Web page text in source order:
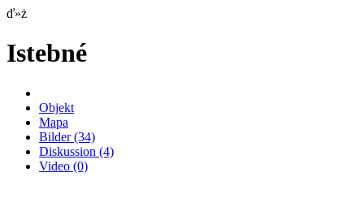
ď»ż
Istebné
Objekt
Mapa
Bilder(34)
Diskussion (4)
Video (0)